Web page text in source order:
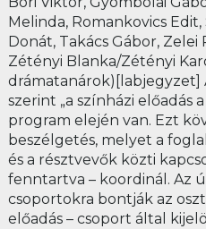
Melinda, Romankovics
Donát, Takács Gábor,
Zétényi Blanka/Zétényi
drámatanárok)[labjegyzet]
szerint „a színházi előadás
program elején van. Ezt
beszélgetés, melyet a
és a résztvevők közti
fenntartva – koordinál. Az
csoportokra bontják az
előadás – csoport által